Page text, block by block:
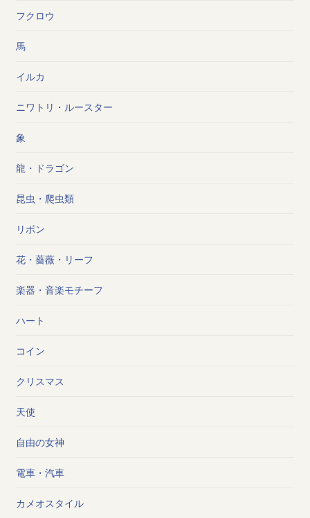
フクロウ
馬
イルカ
ニワトリ・ルースター
象
龍・ドラゴン
昆虫・爬虫類
リボン
花・薔薇・リーフ
楽器・音楽モチーフ
ハート
コイン
クリスマス
天使
自由の女神
電車・汽車
カメオスタイル